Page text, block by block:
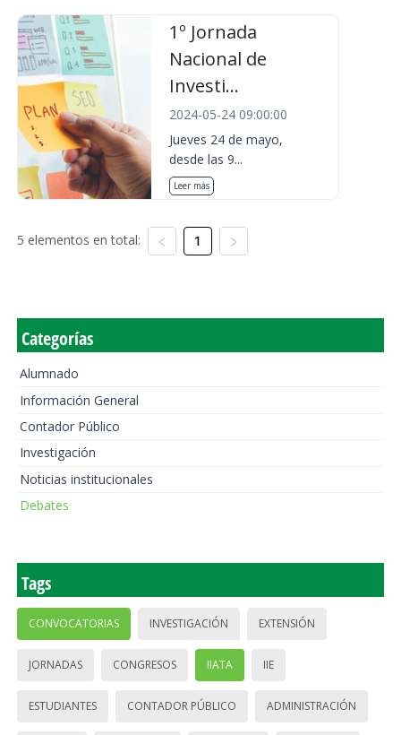
1º Jornada
Nacional de
Investi...
2024-05-24 09:00:00
Jueves 24 de mayo,
desde las 9...
Leer más
5 elementos en total: 1
Categorías
Alumnado
Información General
Contador Público
Investigación
Noticias institucionales
Debates
Tags
CONVOCATORIAS INVESTIGACIÓN EXTENSIÓN
JORNADAS CONGRESOS IIATA IIE
ESTUDIANTES CONTADOR PÚBLICO ADMINISTRACIÓN